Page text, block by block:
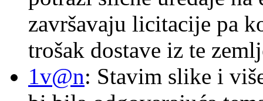
završavaju licitacije pa
trošak dostave iz te
1v@n: Stavim slike i